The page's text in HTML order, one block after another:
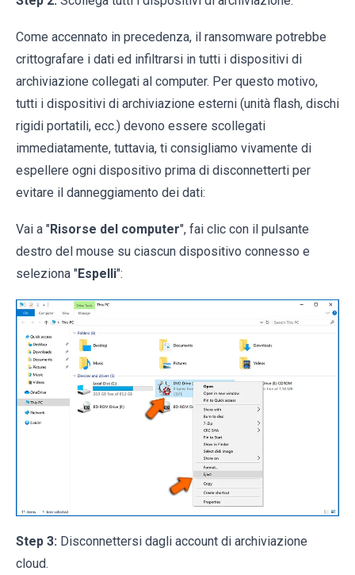
Come accennato in precedenza, il ransomware potrebbe
crittografare i dati ed infiltrarsi in tutti i dispositivi di
archiviazione collegati al computer. Per questo motivo,
tutti i dispositivi di archiviazione esterni (unità flash, dischi
rigidi portatili, ecc.) devono essere scollegati
immediatamente, tuttavia, ti consigliamo vivamente di
espellere ogni dispositivo prima di disconnetterti per
evitare il danneggiamento dei dati:
Vai a "Risorse del computer", fai clic con il pulsante
destro del mouse su ciascun dispositivo connesso e
seleziona "Espelli":
Step 3: Disconnettersi dagli account di archiviazione
cloud.